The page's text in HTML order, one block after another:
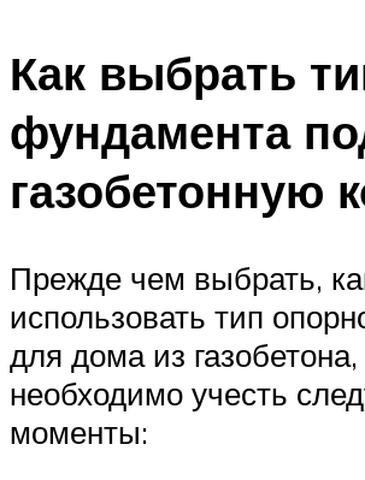
Как выбрать
фундамента
газобетонную
Прежде чем выбрать,
использовать тип
для дома из газобетона,
необходимо учесть
моменты: